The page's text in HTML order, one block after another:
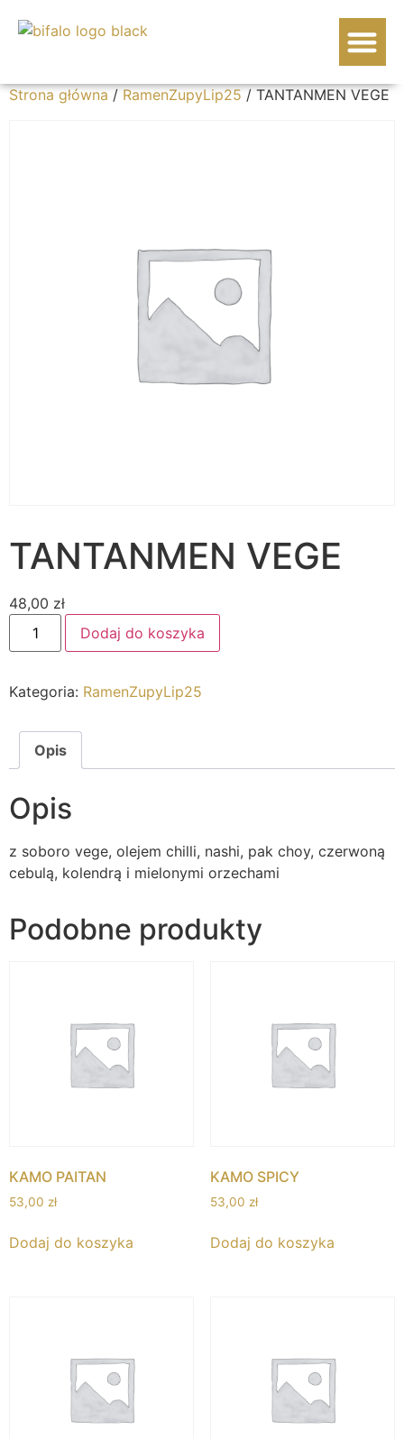
Strona główna/RamenZupyLip25/ TANTANMEN VEGE
TANTANMEN VEGE
48,00 zł
Dodaj do koszyka
Kategoria: RamenZupyLip25
Opis
Opis
z soboro vege, olejem chilli, nashi, pak choy, czerwoną
cebulą, kolendrą i mielonymi orzechami
Podobne produkty
KAMO PAITAN
53,00 zł
Dodaj do koszyka
KAMO SPICY
53,00 zł
Dodaj do koszyka